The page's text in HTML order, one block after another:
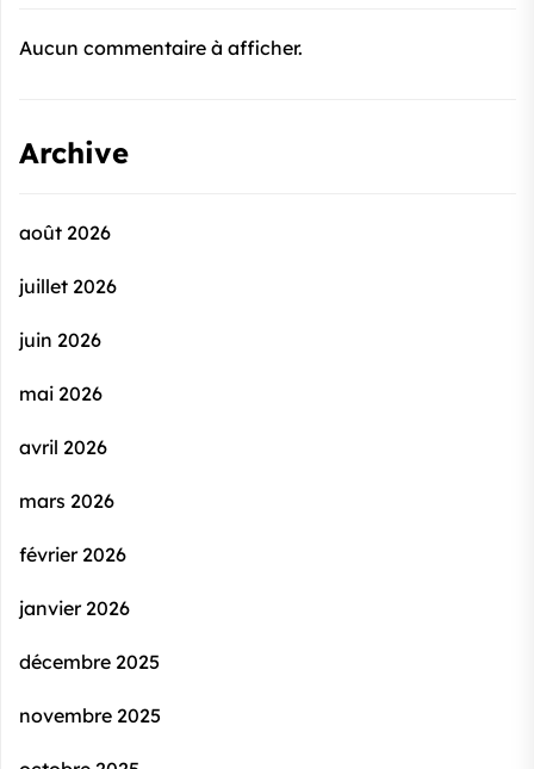
Aucun commentaire à afficher.
Archive
août 2026
juillet 2026
juin 2026
mai 2026
avril 2026
mars 2026
février 2026
janvier 2026
décembre 2025
novembre 2025